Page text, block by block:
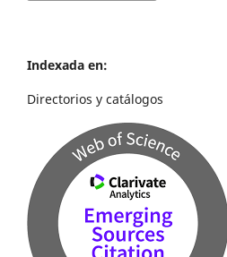
Indexada en:
Directorios y catálogos